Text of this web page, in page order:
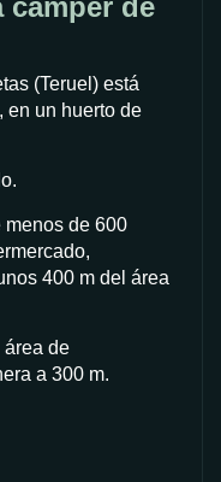
camper de
(Teruel) está
en un huerto de
de 600
400 m del área
área de
a 300 m.